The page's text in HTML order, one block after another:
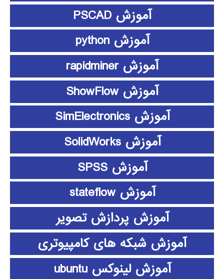
آموزش PSCAD
آموزش python
آموزش rapidminer
آموزش ShowFlow
آموزش SimElectronics
آموزش SolidWorks
آموزش SPSS
آموزش stateflow
آموزش پردازش تصویر
آموزش شبکه های کامپیوتری
آموزش لینوکس ubuntu